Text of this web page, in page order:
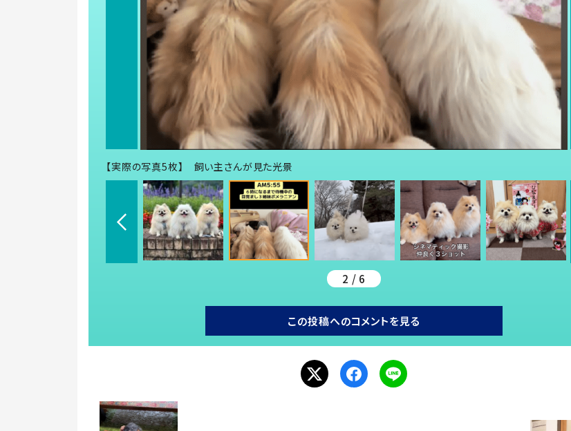
【実際の写真5枚】 飼い主さんが見た光景
2 / 6
この投稿へのコメントを見る